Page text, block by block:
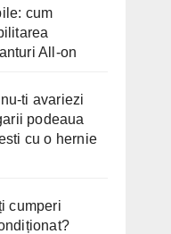
cum
All-on
ti avariezi
podeaua
cu o hernie
cumperi